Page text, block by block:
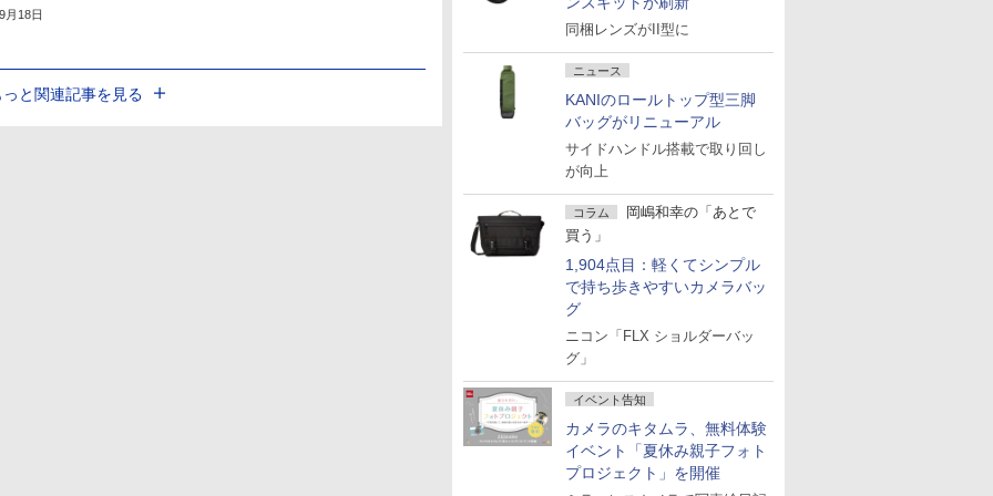
同梱レンズがII型に
ニュース
KANIのロールトップ型三脚
バッグがリニューアル
サイドハンドル搭載で取り回し
が向上
コラム
岡嶋和幸の「あとで
買う」
1,904点目：軽くてシンプル
で持ち歩きやすいカメラバッ
グ
ニコン「FLX ショルダーバッ
グ」
イベント告知
カメラのキタムラ、無料体験
イベント「夏休み親子フォト
プロジェクト」を開催
月18日
と関連記事を見る